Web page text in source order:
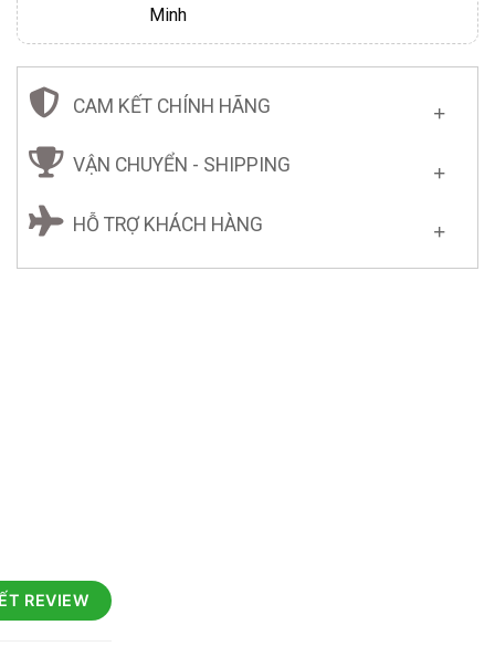
Minh
CAM KẾT CHÍNH HÃNG
VẬN CHUYỂN - SHIPPING
HỖ TRỢ KHÁCH HÀNG
REVIEW